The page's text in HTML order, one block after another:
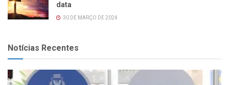
data
30 DE MARÇO DE 2024
Notícias Recentes